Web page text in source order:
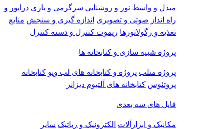
مبدل و واسط نور و روشنایی سرگرمی و بازی درایور و
راه انداز صوتی و تصویری اندازه گیری و سنجش منابع
تغذیه و رگولاتورها ریموت کنترل و دسته کنترل
پروژه شبیه سازی و کتابخانه ها
پروژه متلب پروژه و کتابخانه های لب ویو کتابخانه
پروتئوس کتابخانه های آلتیوم دیزانر
فایل های سه بعدی
مکانیک و ابزارآلات الکترونیک و رباتیک سایر